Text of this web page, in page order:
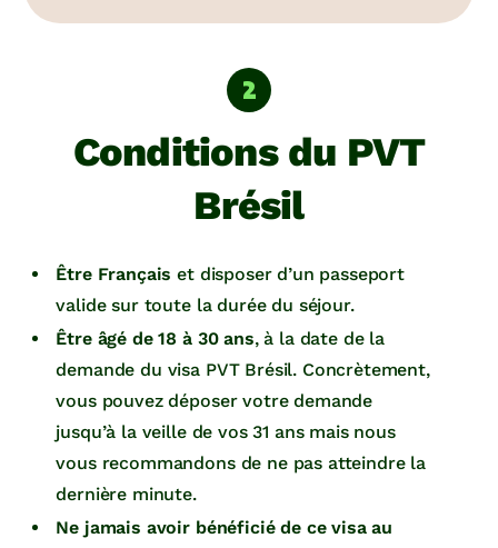
Conditions du PVT
Brésil
Être Français et disposer d’un passeport
valide sur toute la durée du séjour.
Être âgé de 18 à 30 ans, à la date de la
demande du visa PVT Brésil. Concrètement,
vous pouvez déposer votre demande
jusqu’à la veille de vos 31 ans mais nous
vous recommandons de ne pas atteindre la
dernière minute.
Ne jamais avoir bénéficié de ce visa au